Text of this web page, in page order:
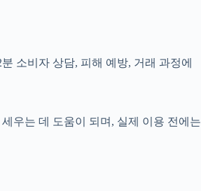
소비자 상담, 피해 예방, 거래 과정에
우는 데 도움이 되며, 실제 이용 전에는